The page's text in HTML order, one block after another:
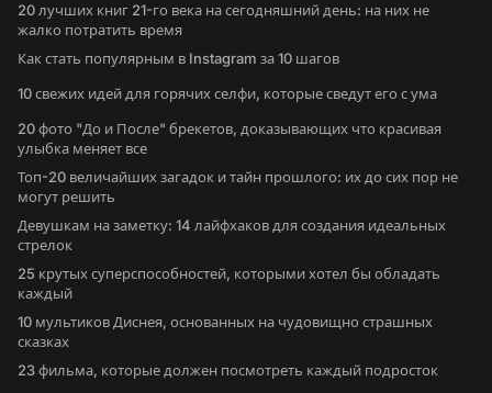
20 лучших книг 21-го века на сегодняшний день: на них не
жалко потратить время
Как стать популярным в Instagram за 10 шагов
10 свежих идей для горячих селфи, которые сведут его с ума
20 фото "До и После" брекетов, доказывающих что красивая
улыбка меняет все
Топ-20 величайших загадок и тайн прошлого: их до сих пор не
могут решить
Девушкам на заметку: 14 лайфхаков для создания идеальных
стрелок
25 крутых суперспособностей, которыми хотел бы обладать
каждый
10 мультиков Диснея, основанных на чудовищно страшных
сказках
23 фильма, которые должен посмотреть каждый подросток